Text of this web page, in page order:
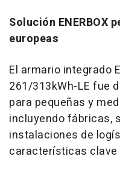
Solución ENERBOX
europeas
El armario integrado
261/313kWh-LE fue
para pequeñas y
incluyendo fábricas,
instalaciones de
características clave